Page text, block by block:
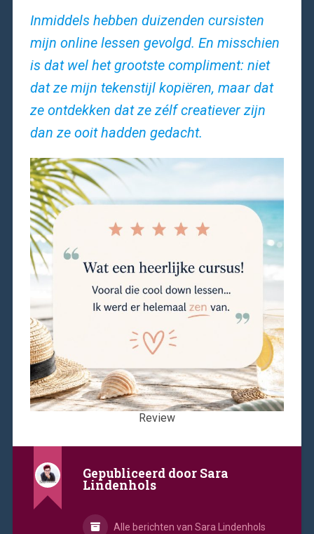
Inmiddels hebben duizenden cursisten
mijn online lessen gevolgd. En misschien
is dat wel het grootste compliment: niet
dat ze mijn tekenstijl kopiëren, maar dat
ze ontdekken dat ze zélf creatiever zijn
dan ze ooit hadden gedacht.
Review
Gepubliceerd door Sara
Lindenhols
Alle berichten van Sara Lindenhols